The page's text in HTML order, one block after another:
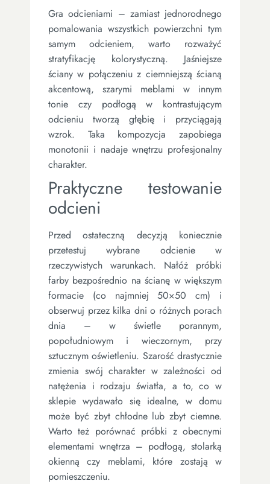
Gra odcieniami – zamiast jednorodnego
pomalowania wszystkich powierzchni tym
samym odcieniem, warto rozważyć
stratyfikację kolorystyczną. Jaśniejsze
ściany w połączeniu z ciemniejszą ścianą
akcentową, szarymi meblami w innym
tonie czy podłogą w kontrastującym
odcieniu tworzą głębię i przyciągają
wzrok. Taka kompozycja zapobiega
monotonii i nadaje wnętrzu profesjonalny
charakter.
Praktyczne testowanie
odcieni
Przed ostateczną decyzją koniecznie
przetestuj wybrane odcienie w
rzeczywistych warunkach. Nałóż próbki
farby bezpośrednio na ścianę w większym
formacie (co najmniej 50×50 cm) i
obserwuj przez kilka dni o różnych porach
dnia – w świetle porannym,
popołudniowym i wieczornym, przy
sztucznym oświetleniu. Szarość drastycznie
zmienia swój charakter w zależności od
natężenia i rodzaju światła, a to, co w
sklepie wydawało się idealne, w domu
może być zbyt chłodne lub zbyt ciemne.
Warto też porównać próbki z obecnymi
elementami wnętrza – podłogą, stolarką
okienną czy meblami, które zostają w
pomieszczeniu.